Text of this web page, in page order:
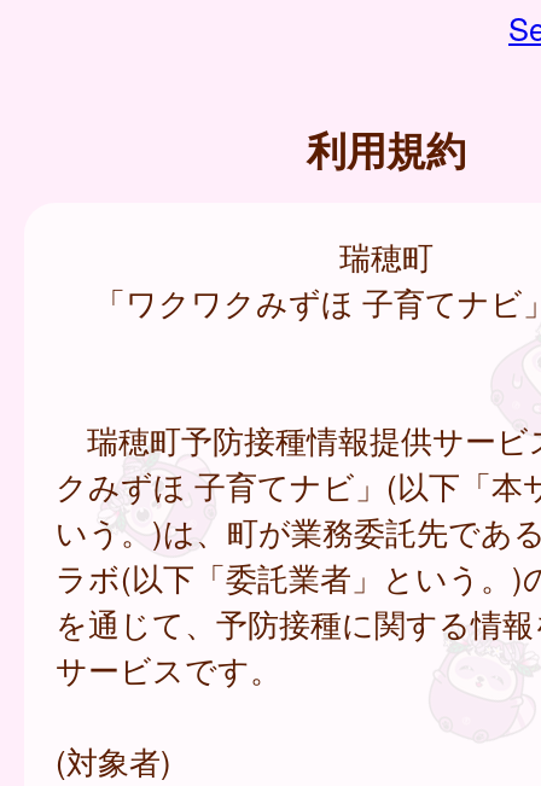
利用規約
瑞穂町
「ワクワクみずほ 子育てナビ
瑞穂町予防接種情報提供サービ
クみずほ 子育てナビ」(以下「本
いう。)は、町が業務委託先であ
ラボ(以下「委託業者」という。)
を通じて、予防接種に関する情
サービスです。
(対象者)